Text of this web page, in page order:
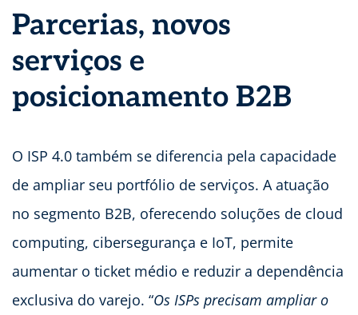
Parcerias, novos
serviços e
posicionamento B2B
O ISP 4.0 também se diferencia pela capacidade
de ampliar seu portfólio de serviços. A atuação
no segmento B2B, oferecendo soluções de cloud
computing, cibersegurança e IoT, permite
aumentar o ticket médio e reduzir a dependência
exclusiva do varejo. “Os ISPs precisam ampliar o